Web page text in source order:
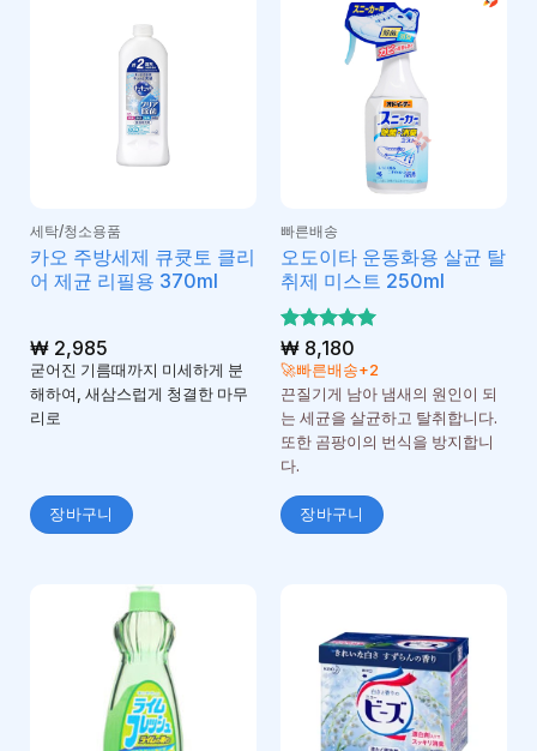
세탁/청소용품
카오 주방세제 큐큣토 클리
어 제균 리필용 370ml
₩2,985
굳어진 기름때까지 미세하게 분
해하여, 새삼스럽게 청결한 마무
리로
장바구니
빠른배송
오도이타 운동화용 살균 탈
취제 미스트 250ml
5 중에서
5로 평가
됨
₩8,180
🚀빠른배송+2
끈질기게 남아 냄새의 원인이 되
는 세균을 살균하고 탈취합니다.
또한 곰팡이의 번식을 방지합니
다.
장바구니